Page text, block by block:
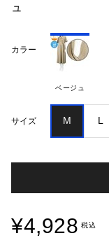
ュ
カラー
ベージュ
サイズ M L
¥4,928 税込